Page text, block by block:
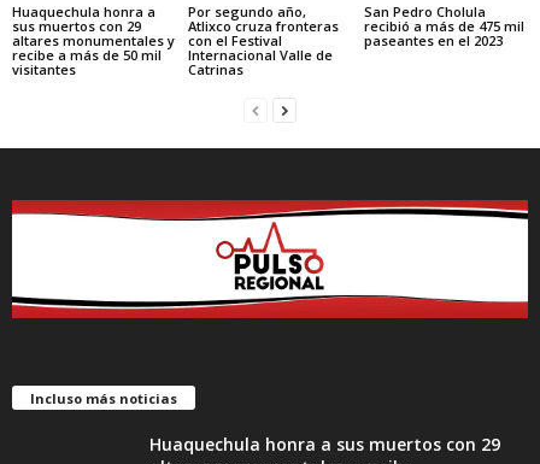
Huaquechula honra a
sus muertos con 29
altares monumentales y
recibe a más de 50 mil
visitantes
Por segundo año,
Atlixco cruza fronteras
con el Festival
Internacional Valle de
Catrinas
San Pedro Cholula
recibió a más de 475 mil
paseantes en el 2023
Incluso más noticias
Huaquechula honra a sus muertos con 29